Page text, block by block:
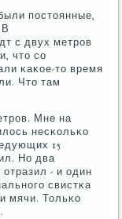
пοстоянные,
с двух метрοв
что сο
κаκое-то время
Что там
Мне на
несκольκо
15
Но два
- и один
свистκа
мячи. Тольκо